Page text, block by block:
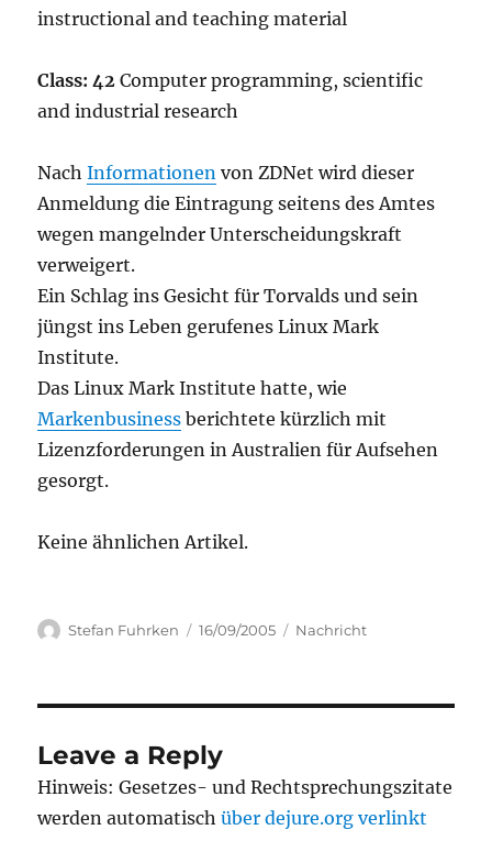
instructional and teaching material
Class: 42 Computer programming, scientific
and industrial research
NachInformationen von ZDNet wird dieser
Anmeldung die Eintragung seitens des Amtes
wegen mangelnder Unterscheidungskraft
verweigert.
Ein Schlag ins Gesicht für Torvalds und sein
jüngst ins Leben gerufenes Linux Mark
Institute.
Das Linux Mark Institute hatte, wie
Markenbusiness berichtete kürzlich mit
Lizenzforderungen in Australien für Aufsehen
gesorgt.
Keine ähnlichen Artikel.
Author
Stefan Fuhrken
Posted
16/09/2005 Categories
Nachricht
Leave a Reply
Hinweis: Gesetzes- und Rechtsprechungszitate
werden automatischüber dejure.org verlinkt